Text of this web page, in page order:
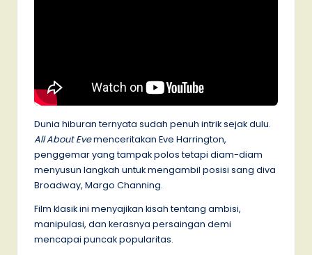
Dunia hiburan ternyata sudah penuh intrik sejak dulu.
All About Evemenceritakan Eve Harrington,
penggemar yang tampak polos tetapi diam-diam
menyusun langkah untuk mengambil posisi sang diva
Broadway, Margo Channing.
Film klasik ini menyajikan kisah tentang ambisi,
manipulasi, dan kerasnya persaingan demi
mencapai puncak popularitas.